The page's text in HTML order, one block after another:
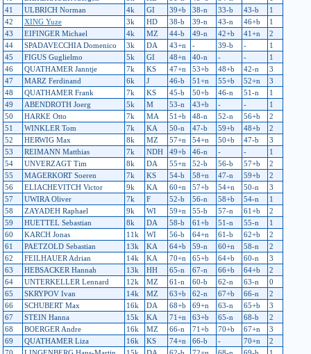
41
ULBRICH Norman 4k GI 39+b 38-n 33-b 43-b
1
42
XING Yuze 3k HD 38-b 39-n 43-n 46+b
1
43
EIFINGER Michael 4k MZ 44-b 49-n 42+b 41+n
2
44
SPADAVECCHIA Domenico 3k DA 43+n - 39-b -
1
45
FIGUS Guglielmo 5k GI 48+n 40-n - -
1
46
QUATHAMER Janntje 7k KS 47+n 53+b 48+b 42-n
3
47
MARZ Ferdinand 6k J 46-b 51+n 55+b 52+n
3
48
QUATHAMER Frank 7k KS 45-b 50+b 46-n 51-n
1
49
ABENDROTH Joerg 5k M 53-n 43+b - -
1
50
HARKE Otto 7k MA 51+b 48-n 52-n 56+b
2
51
WINKLER Tom 7k KA 50-n 47-b 59+b 48+b
2
52
HERWIG Max 8k MZ 57+n 54+n 50+b 47-b
3
53
REIMANN Matthias 7k NDH 49+b 46-n - -
1
54
UNVERZAGT Tim 8k DA 55+n 52-b 56-b 57+b
2
55
MAGERKORT Soeren 7k KS 54-b 58+n 47-n 59+b
2
56
ELIACHEVITCH Victor 9k KA 60+n 57+b 54+n 50-n
3
57
UWIRA Oliver 7k F 52-b 56-n 58+b 54-n
1
58
ZAYADEH Raphael 9k WI 59+n 55-b 57-n 61+b
2
59
HUETTEL Sebastian 8k DA 58-b 61+b 51-n 55-n
1
60
KARCH Jonas 11k WI 56-b 64+n 61-b 62+b
2
61
PAETZOLD Sebastian 13k KA 64+b 59-n 60+n 58-n
2
62
FEILHAUER Adrian 14k KA 70+n 65+b 64+b 60-n
3
63
HEBSACKER Hannah 13k HH 65-n 67-n 66+b 64+b
2
64
UNTERKELLER Lennard 12k MZ 61-n 60-b 62-n 63-n
0
65
SKRYPOV Ivan 14k MZ 63+b 62-n 67+b 66-n
2
66
SCHUBERT Max 16k DA 68+b 69+n 63-n 65+b
3
67
STEIN Hanna 15k KA 71+n 63+b 65-n 68-b
2
68
BOERGER Andre 16k MZ 66-n 71+b 70+b 67+n
3
69
QUATHAMER Liza 16k KS 74+n 66-b - 70+n
2